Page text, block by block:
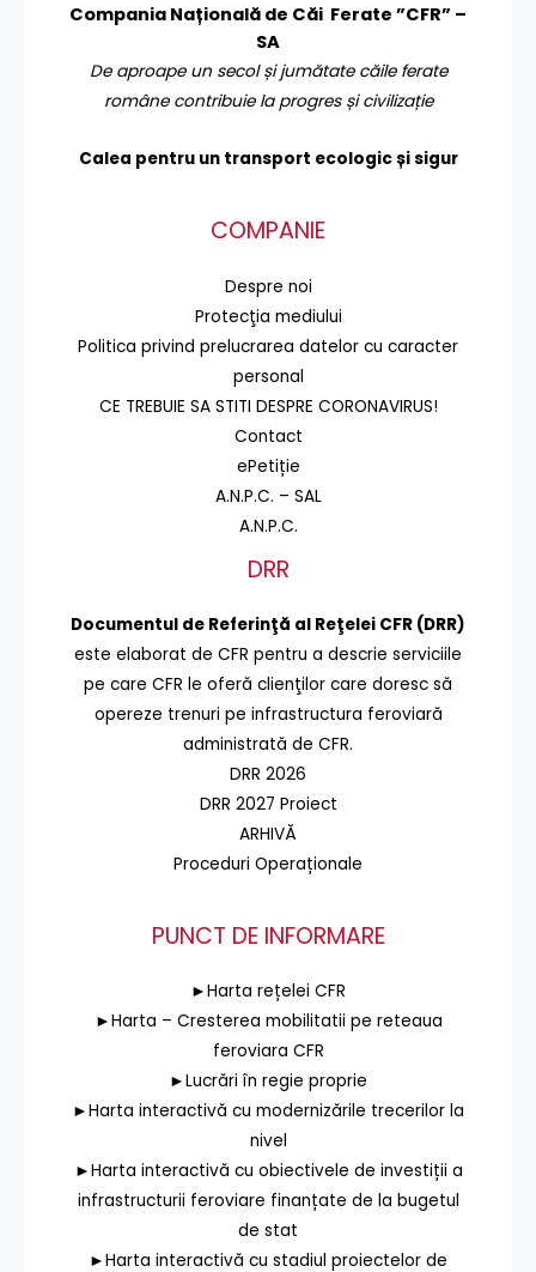
Compania Națională de Căi Ferate ”CFR” –
SA
De aproape un secol și jumătate căile ferate
române contribuie la progres și civilizație
Calea pentru un transport ecologic și sigur
COMPANIE
Despre noi
Protecţia mediului
Politica privind prelucrarea datelor cu caracter
personal
CE TREBUIE SA STITI DESPRE CORONAVIRUS!
Contact
ePetiție
A.N.P.C. – SAL
A.N.P.C.
DRR
Documentul de Referinţă al Reţelei CFR (DRR)
este elaborat de CFR pentru a descrie serviciile
pe care CFR le oferă clienţilor care doresc să
opereze trenuri pe infrastructura feroviară
administrată de CFR.
DRR 2026
DRR 2027 Proiect
ARHIVĂ
Proceduri Operaționale
PUNCT DE INFORMARE
►Harta rețelei CFR
►Harta – Cresterea mobilitatii pe reteaua
feroviara CFR
►Lucrări în regie proprie
►Harta interactivă cu modernizările trecerilor la
nivel
►Harta interactivă cu obiectivele de investiții a
infrastructurii feroviare finanțate de la bugetul
de stat
►Harta interactivă cu stadiul proiectelor de